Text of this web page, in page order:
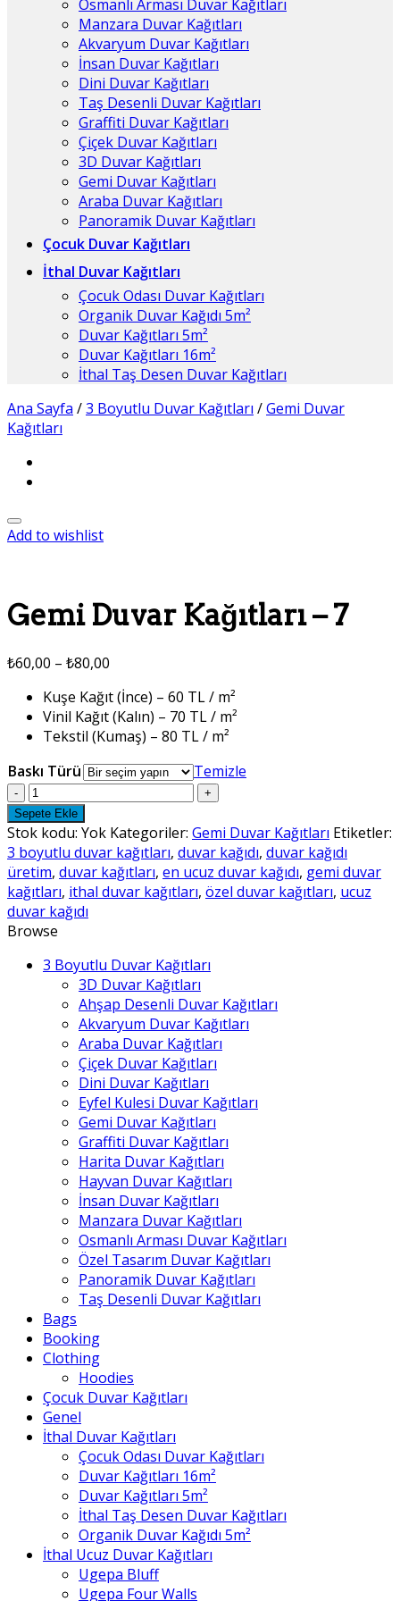
Osmanlı Arması Duvar Kağıtları
Manzara Duvar Kağıtları
Akvaryum Duvar Kağıtları
İnsan Duvar Kağıtları
Dini Duvar Kağıtları
Taş Desenli Duvar Kağıtları
Graffiti Duvar Kağıtları
Çiçek Duvar Kağıtları
3D Duvar Kağıtları
Gemi Duvar Kağıtları
Araba Duvar Kağıtları
Panoramik Duvar Kağıtları
Çocuk Duvar Kağıtları
İthal Duvar Kağıtları
Çocuk Odası Duvar Kağıtları
Organik Duvar Kağıdı 5m²
Duvar Kağıtları 5m²
Duvar Kağıtları 16m²
İthal Taş Desen Duvar Kağıtları
Ana Sayfa /3 Boyutlu Duvar Kağıtları /Gemi Duvar
Kağıtları
Add to wishlist
Gemi Duvar Kağıtları – 7
₺60,00 – ₺80,00
Kuşe Kağıt (İnce) – 60 TL / m²
Vinil Kağıt (Kalın) – 70 TL / m²
Tekstil (Kumaş) – 80 TL / m²
Baskı Türü
Temizle
Gemi
Duvar
Kağıtları
-
7
adet
Sepete Ekle
Stok kodu: Yok Kategoriler: Gemi Duvar Kağıtları Etiketler:
3 boyutlu duvar kağıtları, duvar kağıdı, duvar kağıdı
üretim, duvar kağıtları, en ucuz duvar kağıdı, gemi duvar
kağıtları, ithal duvar kağıtları, özel duvar kağıtları, ucuz
duvar kağıdı
Browse
3 Boyutlu Duvar Kağıtları
3D Duvar Kağıtları
Ahşap Desenli Duvar Kağıtları
Akvaryum Duvar Kağıtları
Araba Duvar Kağıtları
Çiçek Duvar Kağıtları
Dini Duvar Kağıtları
Eyfel Kulesi Duvar Kağıtları
Gemi Duvar Kağıtları
Graffiti Duvar Kağıtları
Harita Duvar Kağıtları
Hayvan Duvar Kağıtları
İnsan Duvar Kağıtları
Manzara Duvar Kağıtları
Osmanlı Arması Duvar Kağıtları
Özel Tasarım Duvar Kağıtları
Panoramik Duvar Kağıtları
Taş Desenli Duvar Kağıtları
Bags
Booking
Clothing
Hoodies
Çocuk Duvar Kağıtları
Genel
İthal Duvar Kağıtları
Çocuk Odası Duvar Kağıtları
Duvar Kağıtları 16m²
Duvar Kağıtları 5m²
İthal Taş Desen Duvar Kağıtları
Organik Duvar Kağıdı 5m²
İthal Ucuz Duvar Kağıtları
Ugepa Bluff
Ugepa Four Walls